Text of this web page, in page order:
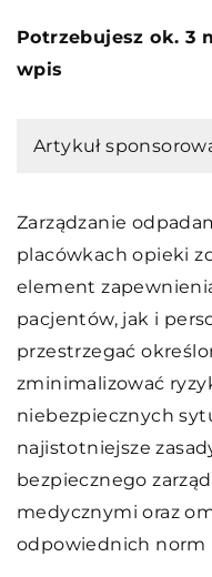
Potrzebujesz ok. 3
wpis
Artykuł
Zarządzanie
placówkach opieki
element
pacjentów, jak i
przestrzegać
zminimalizować
niebezpiecznych
najistotniejsze
bezpiecznego
medycznymi oraz
odpowiednich norm